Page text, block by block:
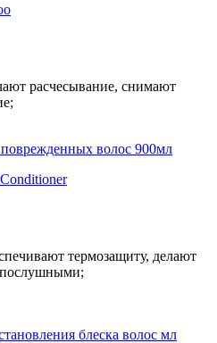
расчесывание, снимают
волос 900мл
термозащиту, делают
блеска волос мл